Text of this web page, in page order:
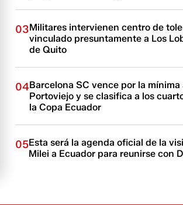
03Militares intervienen centro de
vinculado presuntamente a Los
de Quito
04Barcelona SC vence por la mínima
Portoviejo y se clasifica a los
la Copa Ecuador
05Esta será la agenda oficial de la
Milei a Ecuador para reunirse con